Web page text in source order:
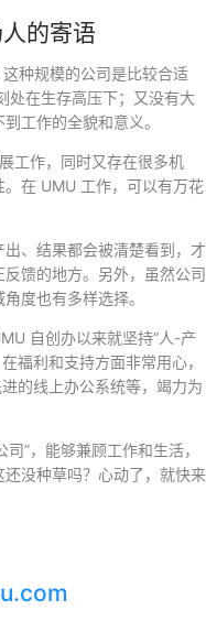
的寄语
种规模的公司是比较合适
处在生存高压下；又没有大
工作的全貌和意义。
工作，同时又存在很多机
在 UMU 工作，可以有万花
、结果都会被清楚看到，才
馈的地方。另外，虽然公司
度也有多样选择。
自创办以来就坚持“人-产
福利和支持方面非常用心，
的线上办公系统等，竭力为
”，能够兼顾工作和生活，
没种草吗？心动了，就快来